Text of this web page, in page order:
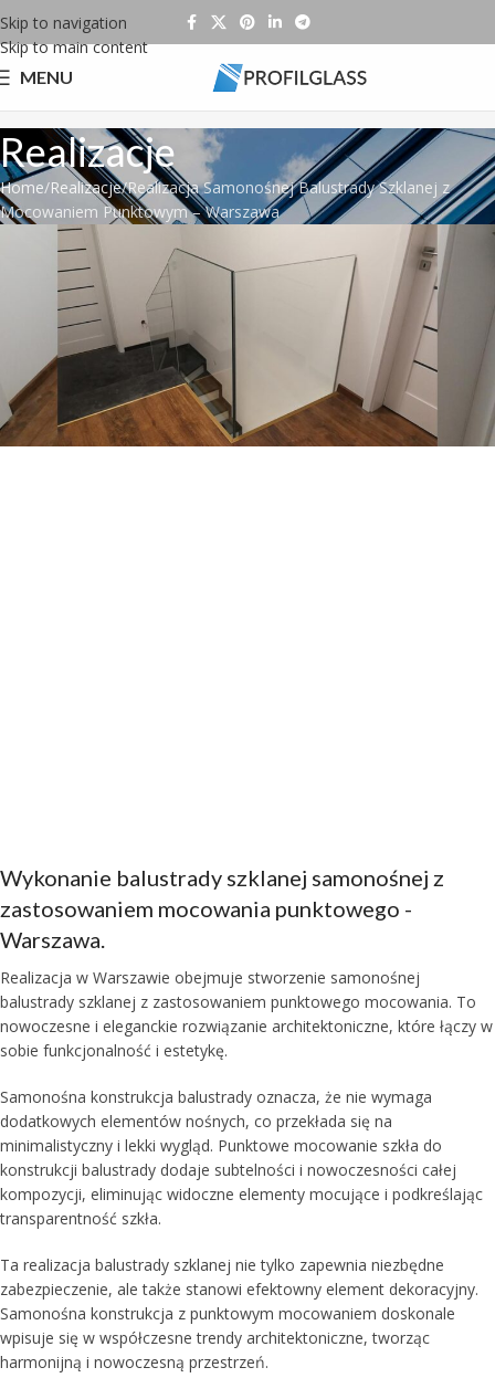
Skip to navigation
Skip to main content
MENU
Realizacje
Home Realizacje Realizacja Samonośnej Balustrady Szklanej z
Mocowaniem Punktowym – Warszawa
Wykonanie balustrady szklanej samonośnej z
zastosowaniem mocowania punktowego -
Warszawa.
Realizacja w Warszawie obejmuje stworzenie samonośnej
balustrady szklanej z zastosowaniem punktowego mocowania. To
nowoczesne i eleganckie rozwiązanie architektoniczne, które łączy w
sobie funkcjonalność i estetykę.
Samonośna konstrukcja balustrady oznacza, że nie wymaga
dodatkowych elementów nośnych, co przekłada się na
minimalistyczny i lekki wygląd. Punktowe mocowanie szkła do
konstrukcji balustrady dodaje subtelności i nowoczesności całej
kompozycji, eliminując widoczne elementy mocujące i podkreślając
transparentność szkła.
Ta realizacja balustrady szklanej nie tylko zapewnia niezbędne
zabezpieczenie, ale także stanowi efektowny element dekoracyjny.
Samonośna konstrukcja z punktowym mocowaniem doskonale
wpisuje się w współczesne trendy architektoniczne, tworząc
harmonijną i nowoczesną przestrzeń.